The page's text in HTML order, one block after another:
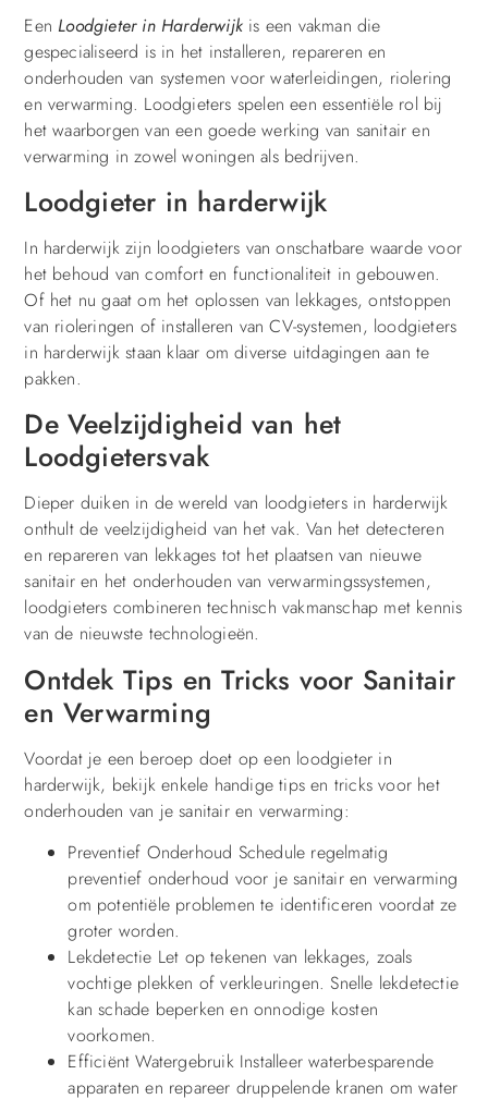
EenLoodgieter in Harderwijk is een vakman die
gespecialiseerd is in het installeren, repareren en
onderhouden van systemen voor waterleidingen, riolering
en verwarming. Loodgieters spelen een essentiële rol bij
het waarborgen van een goede werking van sanitair en
verwarming in zowel woningen als bedrijven.
Loodgieter in harderwijk
In harderwijk zijn loodgieters van onschatbare waarde voor
het behoud van comfort en functionaliteit in gebouwen.
Of het nu gaat om het oplossen van lekkages, ontstoppen
van rioleringen of installeren van CV-systemen, loodgieters
in harderwijk staan klaar om diverse uitdagingen aan te
pakken.
De Veelzijdigheid van het
Loodgietersvak
Dieper duiken in de wereld van loodgieters in harderwijk
onthult de veelzijdigheid van het vak. Van het detecteren
en repareren van lekkages tot het plaatsen van nieuwe
sanitair en het onderhouden van verwarmingssystemen,
loodgieters combineren technisch vakmanschap met kennis
van de nieuwste technologieën.
Ontdek Tips en Tricks voor Sanitair
en Verwarming
Voordat je een beroep doet op een loodgieter in
harderwijk, bekijk enkele handige tips en tricks voor het
onderhouden van je sanitair en verwarming:
Preventief Onderhoud Schedule regelmatig
preventief onderhoud voor je sanitair en verwarming
om potentiële problemen te identificeren voordat ze
groter worden.
Lekdetectie Let op tekenen van lekkages, zoals
vochtige plekken of verkleuringen. Snelle lekdetectie
kan schade beperken en onnodige kosten
voorkomen.
Efficiënt Watergebruik Installeer waterbesparende
apparaten en repareer druppelende kranen om water